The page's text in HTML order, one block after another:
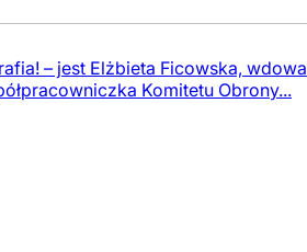
– jest Elżbieta Ficowska, wdowa
Komitetu Obrony...